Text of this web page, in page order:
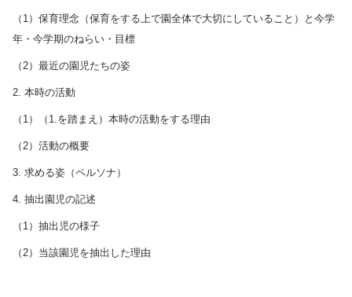
（1）保育理念（保育をする上で園全体で大切にしていること）と今学
年・今学期のねらい・目標
（2）最近の園児たちの姿
2. 本時の活動
（1）（1.を踏まえ）本時の活動をする理由
（2）活動の概要
3. 求める姿（ペルソナ）
4. 抽出園児の記述
（1）抽出児の様子
（2）当該園児を抽出した理由